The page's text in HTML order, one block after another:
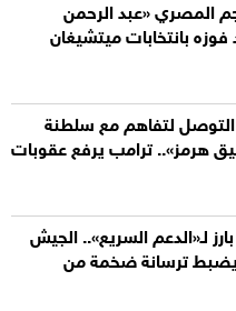
المصري «عبد الرحمن
فوزه بانتخابات ميتشيغان
التوصل لتفاهم مع سلطنة
هرمز».. ترامب يرفع عقوبات
لـ«الدعم السريع».. الجيش
يضبط ترسانة ضخمة من